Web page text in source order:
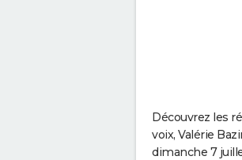
Découvrez les
voix, Valérie
dimanche 7